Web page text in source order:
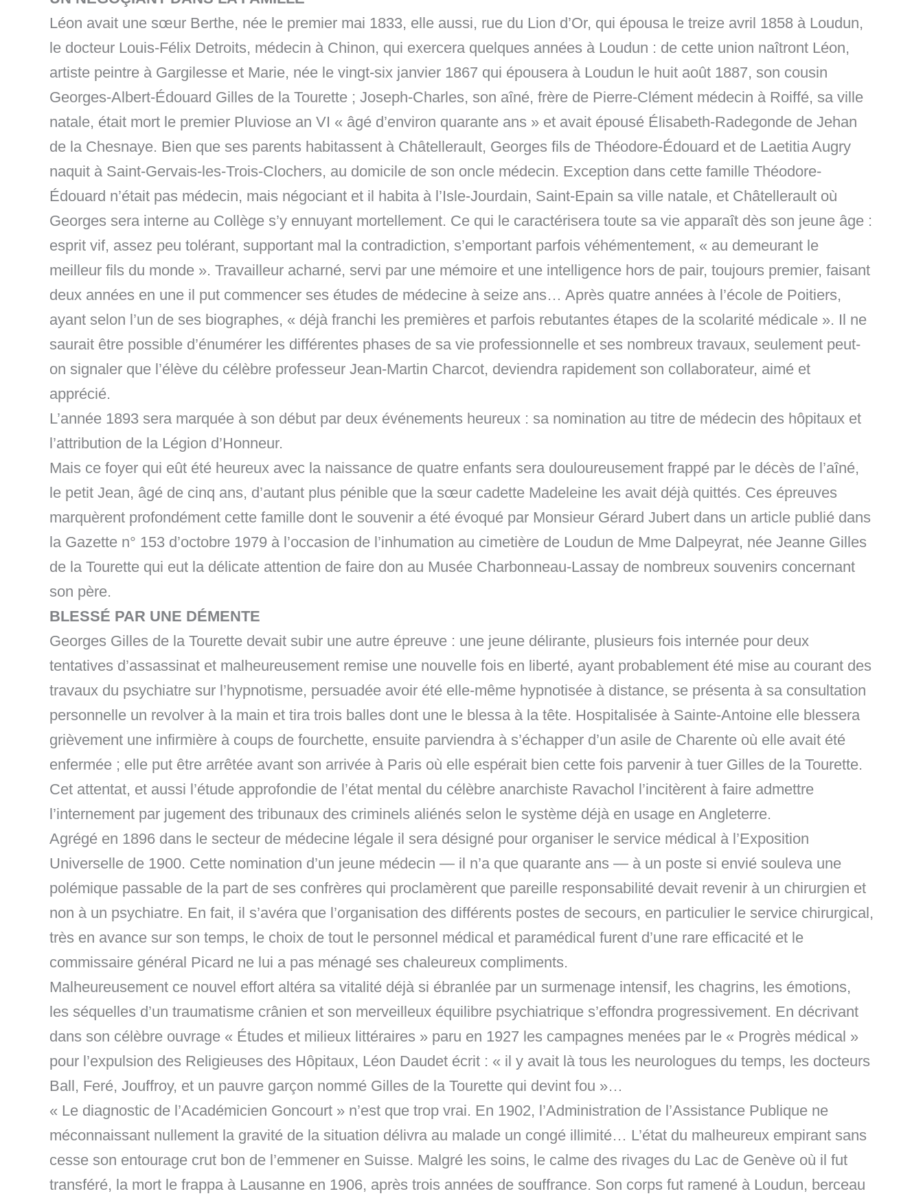
Léon avait une sœur Berthe, née le premier mai 1833, elle aussi, rue du Lion d’Or, qui épousa le treize avril 1858 à Loudun,
le docteur Louis-Félix Detroits, médecin à Chinon, qui exercera quelques années à Loudun : de cette union naîtront Léon,
artiste peintre à Gargilesse et Marie, née le vingt-six janvier 1867 qui épousera à Loudun le huit août 1887, son cousin
Georges-Albert-Édouard Gilles de la Tourette ; Joseph-Charles, son aîné, frère de Pierre-Clément médecin à Roiffé, sa ville
natale, était mort le premier Pluviose an VI « âgé d’environ quarante ans » et avait épousé Élisabeth-Radegonde de Jehan
de la Chesnaye. Bien que ses parents habitassent à Châtellerault, Georges fils de Théodore-Édouard et de Laetitia Augry
naquit à Saint-Gervais-les-Trois-Clochers, au domicile de son oncle médecin. Exception dans cette famille Théodore-
Édouard n’était pas médecin, mais négociant et il habita à l’Isle-Jourdain, Saint-Epain sa ville natale, et Châtellerault où
Georges sera interne au Collège s’y ennuyant mortellement. Ce qui le caractérisera toute sa vie apparaît dès son jeune âge :
esprit vif, assez peu tolérant, supportant mal la contradiction, s’emportant parfois véhémentement, « au demeurant le
meilleur fils du monde ». Travailleur acharné, servi par une mémoire et une intelligence hors de pair, toujours premier, faisant
deux années en une il put commencer ses études de médecine à seize ans… Après quatre années à l’école de Poitiers,
ayant selon l’un de ses biographes, « déjà franchi les premières et parfois rebutantes étapes de la scolarité médicale ». Il ne
saurait être possible d’énumérer les différentes phases de sa vie professionnelle et ses nombreux travaux, seulement peut-
on signaler que l’élève du célèbre professeur Jean-Martin Charcot, deviendra rapidement son collaborateur, aimé et
apprécié.
L’année 1893 sera marquée à son début par deux événements heureux : sa nomination au titre de médecin des hôpitaux et
l’attribution de la Légion d’Honneur.
Mais ce foyer qui eût été heureux avec la naissance de quatre enfants sera douloureusement frappé par le décès de l’aîné,
le petit Jean, âgé de cinq ans, d’autant plus pénible que la sœur cadette Madeleine les avait déjà quittés. Ces épreuves
marquèrent profondément cette famille dont le souvenir a été évoqué par Monsieur Gérard Jubert dans un article publié dans
la Gazette n° 153 d’octobre 1979 à l’occasion de l’inhumation au cimetière de Loudun de Mme Dalpeyrat, née Jeanne Gilles
de la Tourette qui eut la délicate attention de faire don au Musée Charbonneau-Lassay de nombreux souvenirs concernant
son père.
BLESSÉ PAR UNE DÉMENTE
Georges Gilles de la Tourette devait subir une autre épreuve : une jeune délirante, plusieurs fois internée pour deux
tentatives d’assassinat et malheureusement remise une nouvelle fois en liberté, ayant probablement été mise au courant des
travaux du psychiatre sur l’hypnotisme, persuadée avoir été elle-même hypnotisée à distance, se présenta à sa consultation
personnelle un revolver à la main et tira trois balles dont une le blessa à la tête. Hospitalisée à Sainte-Antoine elle blessera
grièvement une infirmière à coups de fourchette, ensuite parviendra à s’échapper d’un asile de Charente où elle avait été
enfermée ; elle put être arrêtée avant son arrivée à Paris où elle espérait bien cette fois parvenir à tuer Gilles de la Tourette.
Cet attentat, et aussi l’étude approfondie de l’état mental du célèbre anarchiste Ravachol l’incitèrent à faire admettre
l’internement par jugement des tribunaux des criminels aliénés selon le système déjà en usage en Angleterre.
Agrégé en 1896 dans le secteur de médecine légale il sera désigné pour organiser le service médical à l’Exposition
Universelle de 1900. Cette nomination d’un jeune médecin — il n’a que quarante ans — à un poste si envié souleva une
polémique passable de la part de ses confrères qui proclamèrent que pareille responsabilité devait revenir à un chirurgien et
non à un psychiatre. En fait, il s’avéra que l’organisation des différents postes de secours, en particulier le service chirurgical,
très en avance sur son temps, le choix de tout le personnel médical et paramédical furent d’une rare efficacité et le
commissaire général Picard ne lui a pas ménagé ses chaleureux compliments.
Malheureusement ce nouvel effort altéra sa vitalité déjà si ébranlée par un surmenage intensif, les chagrins, les émotions,
les séquelles d’un traumatisme crânien et son merveilleux équilibre psychiatrique s’effondra progressivement. En décrivant
dans son célèbre ouvrage « Études et milieux littéraires » paru en 1927 les campagnes menées par le « Progrès médical »
pour l’expulsion des Religieuses des Hôpitaux, Léon Daudet écrit : « il y avait là tous les neurologues du temps, les docteurs
Ball, Feré, Jouffroy, et un pauvre garçon nommé Gilles de la Tourette qui devint fou »…
« Le diagnostic de l’Académicien Goncourt » n’est que trop vrai. En 1902, l’Administration de l’Assistance Publique ne
méconnaissant nullement la gravité de la situation délivra au malade un congé illimité… L’état du malheureux empirant sans
cesse son entourage crut bon de l’emmener en Suisse. Malgré les soins, le calme des rivages du Lac de Genève où il fut
transféré, la mort le frappa à Lausanne en 1906, après trois années de souffrance. Son corps fut ramené à Loudun, berceau